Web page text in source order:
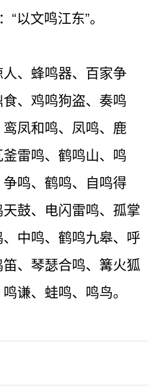
“以文鸣江东”。
、蜂鸣器、百家争
、鸡鸣狗盗、奏鸣
凤和鸣、凤鸣、鹿
雷鸣、鹤鸣山、鸣
鸣、鹤鸣、自鸣得
鼓、电闪雷鸣、孤掌
中鸣、鹤鸣九皋、呼
、琴瑟合鸣、篝火狐
谦、蛙鸣、鸣鸟。